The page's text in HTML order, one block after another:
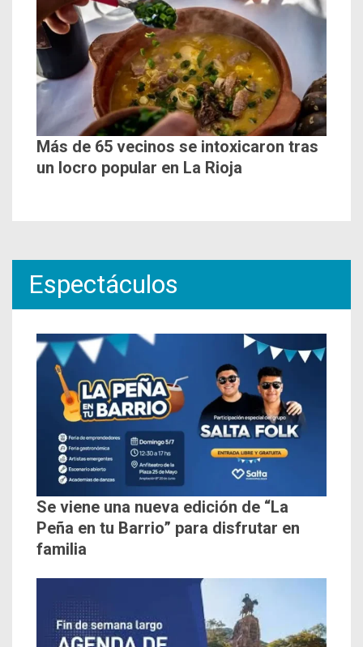
Más de 65 vecinos se intoxicaron tras
un locro popular en La Rioja
Espectáculos
Se viene una nueva edición de “La
Peña en tu Barrio” para disfrutar en
familia